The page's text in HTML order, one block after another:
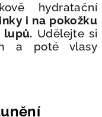
hydratační
i na pokožku
lupů. Udělejte si
a poté vlasy